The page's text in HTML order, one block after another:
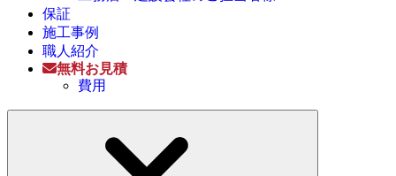
保証
施工事例
職人紹介
無料お見積
費用